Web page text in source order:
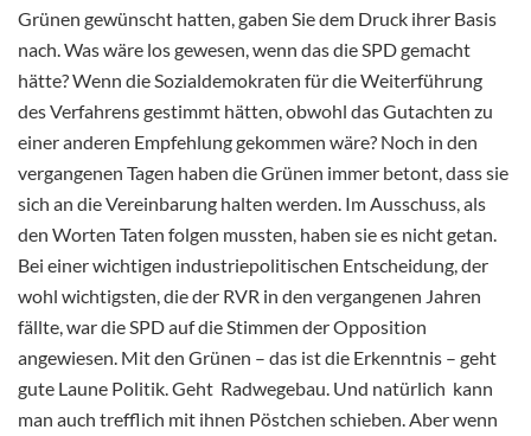
Grünen gewünscht hatten, gaben Sie dem Druck ihrer Basis
nach. Was wäre los gewesen, wenn das die SPD gemacht
hätte? Wenn die Sozialdemokraten für die Weiterführung
des Verfahrens gestimmt hätten, obwohl das Gutachten zu
einer anderen Empfehlung gekommen wäre? Noch in den
vergangenen Tagen haben die Grünen immer betont, dass sie
sich an die Vereinbarung halten werden. Im Ausschuss, als
den Worten Taten folgen mussten, haben sie es nicht getan.
Bei einer wichtigen industriepolitischen Entscheidung, der
wohl wichtigsten, die der RVR in den vergangenen Jahren
fällte, war die SPD auf die Stimmen der Opposition
angewiesen. Mit den Grünen – das ist die Erkenntnis – geht
gute Laune Politik. Geht Radwegebau. Und natürlich kann
man auch trefflich mit ihnen Pöstchen schieben. Aber wenn